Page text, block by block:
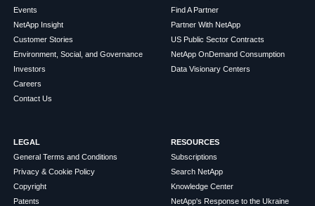
Events
NetApp Insight
Customer Stories
Environment, Social, and Governance
Investors
Careers
Contact Us
Find A Partner
Partner With NetApp
US Public Sector Contracts
NetApp OnDemand Consumption
Data Visionary Centers
LEGAL
General Terms and Conditions
Privacy & Cookie Policy
Copyright
Patents
RESOURCES
Subscriptions
Search NetApp
Knowledge Center
NetApp's Response to the Ukraine